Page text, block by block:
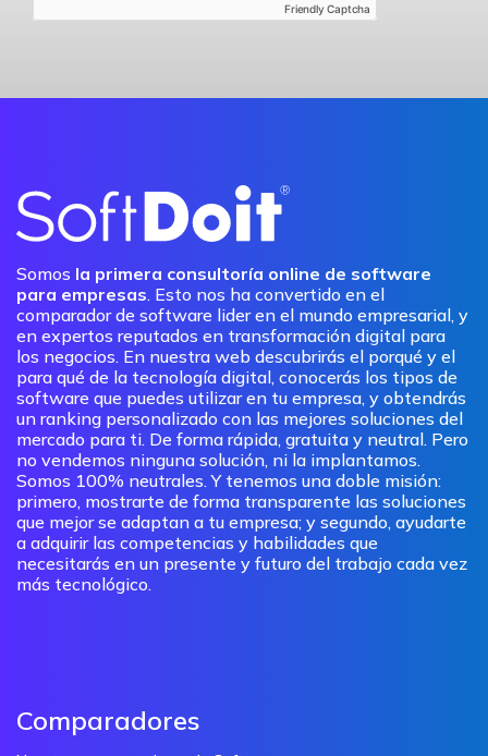
Friendly Captcha
Somos la primera consultoría online de software
para empresas. Esto nos ha convertido en el
comparador de software lider en el mundo empresarial, y
en expertos reputados en transformación digital para
los negocios. En nuestra web descubrirás el porqué y el
para qué de la tecnología digital, conocerás los tipos de
software que puedes utilizar en tu empresa, y obtendrás
un ranking personalizado con las mejores soluciones del
mercado para ti. De forma rápida, gratuita y neutral. Pero
no vendemos ninguna solución, ni la implantamos.
Somos 100% neutrales. Y tenemos una doble misión:
primero, mostrarte de forma transparente las soluciones
que mejor se adaptan a tu empresa; y segundo, ayudarte
a adquirir las competencias y habilidades que
necesitarás en un presente y futuro del trabajo cada vez
más tecnológico.
Comparadores